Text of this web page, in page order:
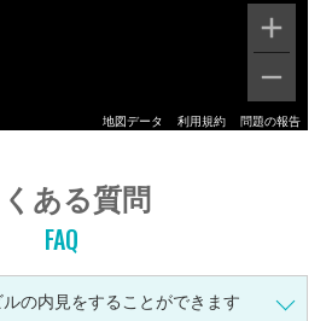
地図データ 利用規約 問題の報告
ある質問
FAQ
の内見をすることができます